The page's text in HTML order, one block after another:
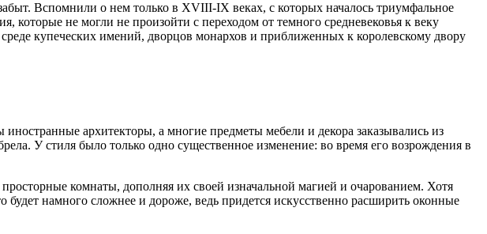
Вспомнили о нем только в XVIII-IX веках, с которых началось триумфальное
которые не могли не произойти с переходом от темного средневековья к веку
купеческих имений, дворцов монархов и приближенных к королевскому двору
архитекторы, а многие предметы мебели и декора заказывались из
У стиля было только одно существенное изменение: во время его возрождения в
комнаты, дополняя их своей изначальной магией и очарованием. Хотя
намного сложнее и дороже, ведь придется искусственно расширить оконные